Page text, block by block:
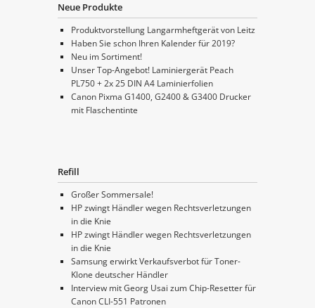
Neue Produkte
Produktvorstellung Langarmheftgerät von Leitz
Haben Sie schon Ihren Kalender für 2019?
Neu im Sortiment!
Unser Top-Angebot! Laminiergerät Peach
PL750 + 2x 25 DIN A4 Laminierfolien
Canon Pixma G1400, G2400 & G3400 Drucker
mit Flaschentinte
Refill
Großer Sommersale!
HP zwingt Händler wegen Rechtsverletzungen
in die Knie
HP zwingt Händler wegen Rechtsverletzungen
in die Knie
Samsung erwirkt Verkaufsverbot für Toner-
Klone deutscher Händler
Interview mit Georg Usai zum Chip-Resetter für
Canon CLI-551 Patronen